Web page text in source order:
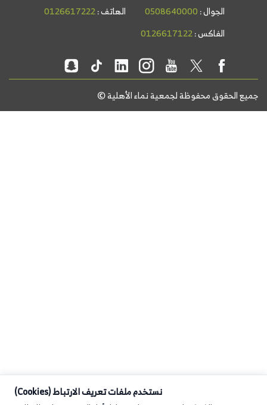
الجوال :
الهاتف :0126617222
الفاكس :0126617122
جميع الحقوق محفوظة لجمعية نماء الأهلية
نستخدم ملفات تعريف الارتباط (Cookies)